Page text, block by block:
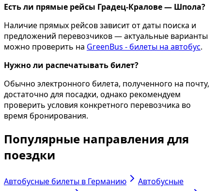
Есть ли прямые рейсы Градец-Кралове — Шпола?
Наличие прямых рейсов зависит от даты поиска и
предложений перевозчиков — актуальные варианты
можно проверить на GreenBus - билеты на автобус.
Нужно ли распечатывать билет?
Обычно электронного билета, полученного на почту,
достаточно для посадки, однако рекомендуем
проверить условия конкретного перевозчика во
время бронирования.
Популярные направления для
поездки
Автобусные билеты в Германию
Автобусные